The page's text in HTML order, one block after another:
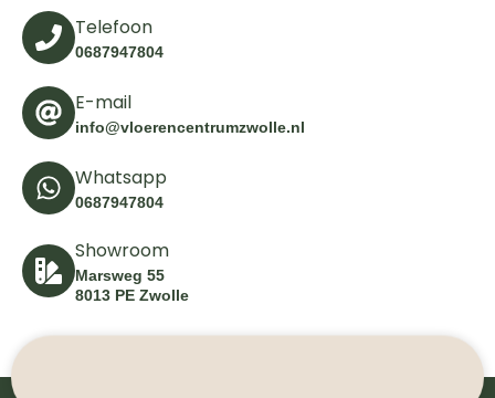
Telefoon
0687947804
E-mail
info@vloerencentrumzwolle.nl
Whatsapp
0687947804
Showroom
Marsweg 55
8013 PE Zwolle